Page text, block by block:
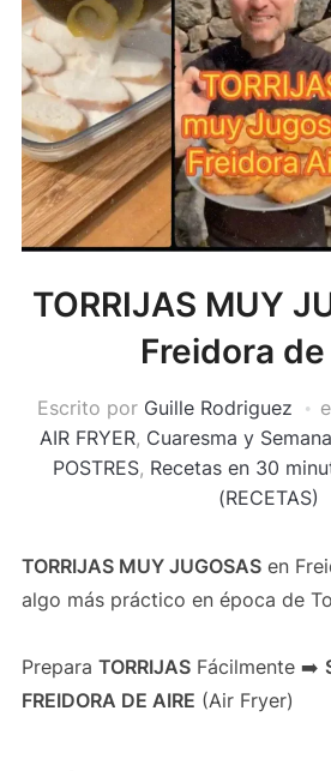
TORRIJAS MUY
Freidora
Escrito por Guille Rodriguez
AIR FRYER, Cuaresma y
POSTRES, Recetas en 30
(RECETAS)
TORRIJAS MUY JUGOSASen
algo más práctico en época de
Prepara TORRIJASFácilmente ➡️
FREIDORA DE AIRE (Air Fryer)